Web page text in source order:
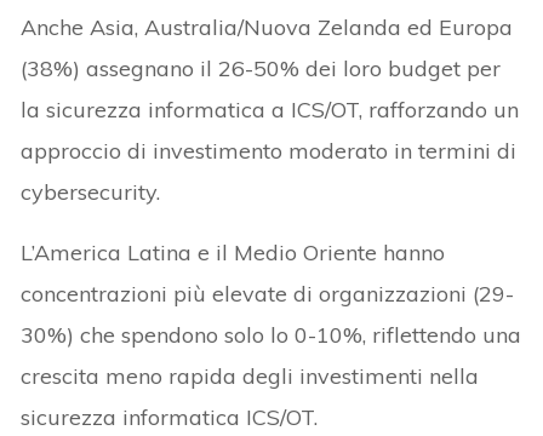
Anche Asia, Australia/Nuova Zelanda ed Europa
(38%) assegnano il 26-50% dei loro budget per
la sicurezza informatica a ICS/OT, rafforzando un
approccio di investimento moderato in termini di
cybersecurity.
L’America Latina e il Medio Oriente hanno
concentrazioni più elevate di organizzazioni (29-
30%) che spendono solo lo 0-10%, riflettendo una
crescita meno rapida degli investimenti nella
sicurezza informatica ICS/OT.